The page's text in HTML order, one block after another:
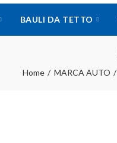
BAULI DA TETTO
Home MARCA AUTO